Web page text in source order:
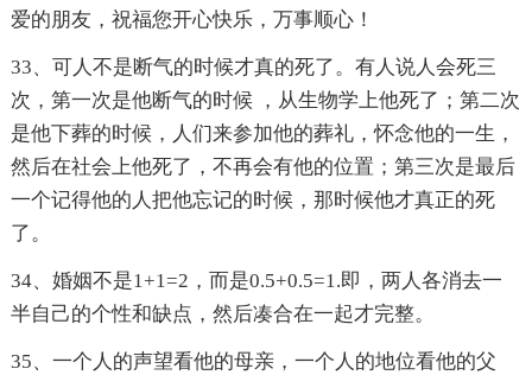
爱的朋友，祝福您开心快乐，万事顺心！
33、可人不是断气的时候才真的死了。有人说人会死三
次，第一次是他断气的时候 ，从生物学上他死了；第二次
是他下葬的时候，人们来参加他的葬礼，怀念他的一生，
然后在社会上他死了，不再会有他的位置；第三次是最后
一个记得他的人把他忘记的时候，那时候他才真正的死
了。
34、婚姻不是1+1=2，而是0.5+0.5=1.即，两人各消去一
半自己的个性和缺点，然后凑合在一起才完整。
35、一个人的声望看他的母亲，一个人的地位看他的父